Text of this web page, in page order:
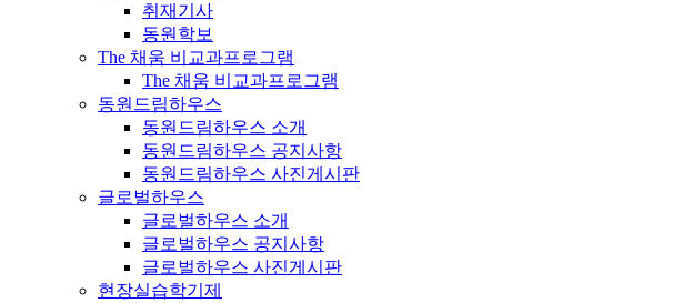
취재기사
동원학보
The 채움 비교과프로그램
The 채움 비교과프로그램
동원드림하우스
동원드림하우스 소개
동원드림하우스 공지사항
동원드림하우스 사진게시판
글로벌하우스
글로벌하우스 소개
글로벌하우스 공지사항
글로벌하우스 사진게시판
현장실습학기제